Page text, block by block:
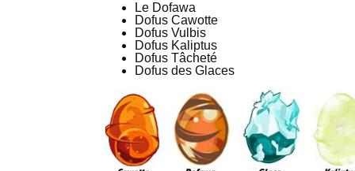
Le Dofawa
Dofus Cawotte
Dofus Vulbis
Dofus Kaliptus
Dofus Tâcheté
Dofus des Glaces